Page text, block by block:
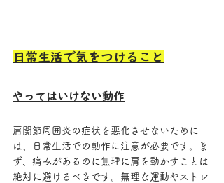
日常生活で気をつけること
やってはいけない動作
肩関節周囲炎の症状を悪化させないために
は、日常生活での動作に注意が必要です。ま
ず、痛みがあるのに無理に肩を動かすことは
絶対に避けるべきです。無理な運動やストレ